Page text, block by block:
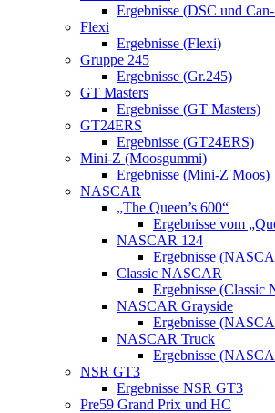
Ergebnisse (DSC und
Flexi
Ergebnisse (Flexi)
Gruppe 245
Ergebnisse (Gr.245)
GT Masters
Ergebnisse (GT Masters)
GT24ERS
Ergebnisse (GT24ERS)
Mini-Z (Moosgummi)
Ergebnisse (Mini-Z Moos)
NASCAR
„The Queen’s 600“
Ergebnisse vom
NASCAR 124
Ergebnisse
Classic NASCAR
Ergebnisse (Classic
NASCAR Grayside
Ergebnisse
NASCAR Truck
Ergebnisse
NSR GT3
Ergebnisse NSR GT3
Pre59 Grand Prix und HC